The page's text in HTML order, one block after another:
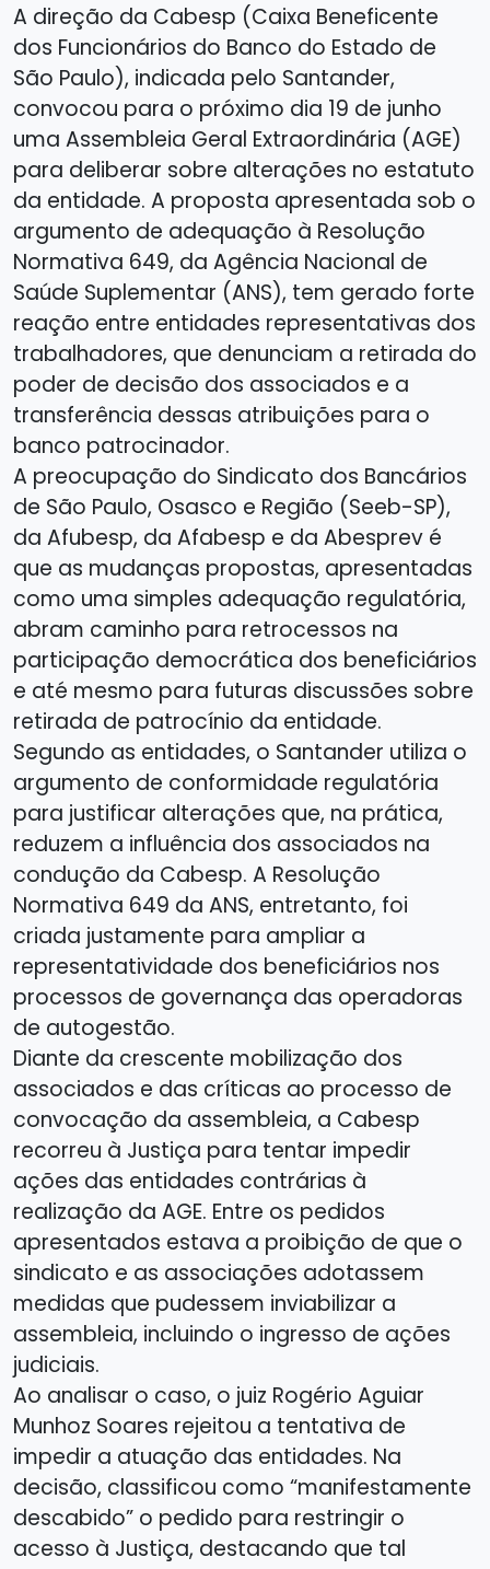
A direção da Cabesp (Caixa Beneficente
dos Funcionários do Banco do Estado de
São Paulo), indicada pelo Santander,
convocou para o próximo dia 19 de junho
uma Assembleia Geral Extraordinária (AGE)
para deliberar sobre alterações no estatuto
da entidade. A proposta apresentada sob o
argumento de adequação à Resolução
Normativa 649, da Agência Nacional de
Saúde Suplementar (ANS), tem gerado forte
reação entre entidades representativas dos
trabalhadores, que denunciam a retirada do
poder de decisão dos associados e a
transferência dessas atribuições para o
banco patrocinador.
A preocupação do Sindicato dos Bancários
de São Paulo, Osasco e Região (Seeb-SP),
da Afubesp, da Afabesp e da Abesprev é
que as mudanças propostas, apresentadas
como uma simples adequação regulatória,
abram caminho para retrocessos na
participação democrática dos beneficiários
e até mesmo para futuras discussões sobre
retirada de patrocínio da entidade.
Segundo as entidades, o Santander utiliza o
argumento de conformidade regulatória
para justificar alterações que, na prática,
reduzem a influência dos associados na
condução da Cabesp. A Resolução
Normativa 649 da ANS, entretanto, foi
criada justamente para ampliar a
representatividade dos beneficiários nos
processos de governança das operadoras
de autogestão.
Diante da crescente mobilização dos
associados e das críticas ao processo de
convocação da assembleia, a Cabesp
recorreu à Justiça para tentar impedir
ações das entidades contrárias à
realização da AGE. Entre os pedidos
apresentados estava a proibição de que o
sindicato e as associações adotassem
medidas que pudessem inviabilizar a
assembleia, incluindo o ingresso de ações
judiciais.
Ao analisar o caso, o juiz Rogério Aguiar
Munhoz Soares rejeitou a tentativa de
impedir a atuação das entidades. Na
decisão, classificou como “manifestamente
descabido” o pedido para restringir o
acesso à Justiça, destacando que tal